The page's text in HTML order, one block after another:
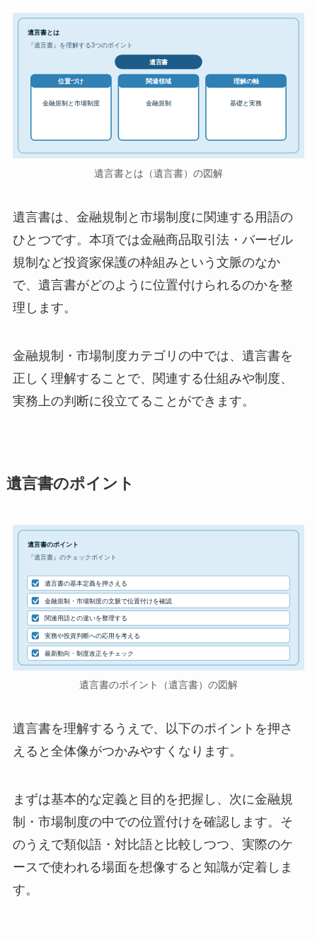
遺言書とは
『遺言書』を理解する3つのポイント
遺言書
位置づけ
金融規制と市場制度
関連領域
金融規制
理解の軸
基礎と実務
遺言書とは（遺言書）の図解
遺言書は、金融規制と市場制度に関連する用語の
ひとつです。本項では金融商品取引法・バーゼル
規制など投資家保護の枠組みという文脈のなか
で、遺言書がどのように位置付けられるのかを整
理します。
金融規制・市場制度カテゴリの中では、遺言書を
正しく理解することで、関連する仕組みや制度、
実務上の判断に役立てることができます。
遺言書のポイント
遺言書のポイント
『遺言書』のチェックポイント
遺言書の基本定義を押さえる
金融規制・市場制度の文脈で位置付けを確認
関連用語との違いを整理する
実務や投資判断への応用を考える
最新動向・制度改正をチェック
遺言書のポイント（遺言書）の図解
遺言書を理解するうえで、以下のポイントを押さ
えると全体像がつかみやすくなります。
まずは基本的な定義と目的を把握し、次に金融規
制・市場制度の中での位置付けを確認します。そ
のうえで類似語・対比語と比較しつつ、実際のケ
ースで使われる場面を想像すると知識が定着しま
す。